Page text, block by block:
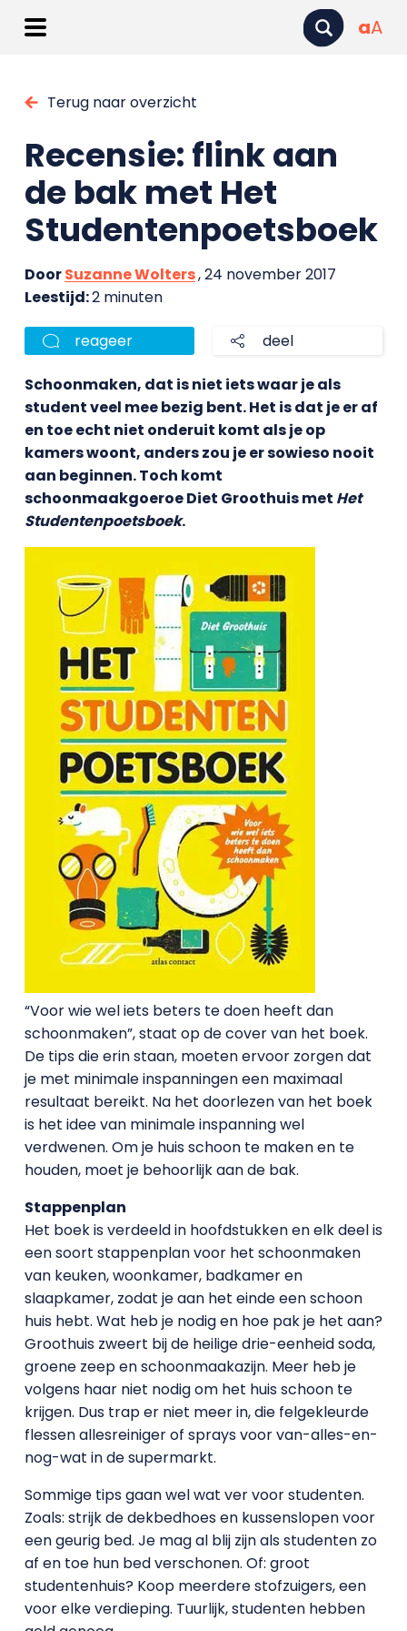
aA
Terug naar overzicht
Recensie: flink aan
de bak met Het
Studentenpoetsboek
DoorSuzanne Wolters, 24 november 2017
Leestijd:2 minuten
reageer deel
Schoonmaken, dat is niet iets waar je als
student veel mee bezig bent. Het is dat je er af
en toe echt niet onderuit komt als je op
kamers woont, anders zou je er sowieso nooit
aan beginnen. Toch komt
schoonmaakgoeroe Diet Groothuis met Het
Studentenpoetsboek.
“Voor wie wel iets beters te doen heeft dan
schoonmaken”, staat op de cover van het boek.
De tips die erin staan, moeten ervoor zorgen dat
je met minimale inspanningen een maximaal
resultaat bereikt. Na het doorlezen van het boek
is het idee van minimale inspanning wel
verdwenen. Om je huis schoon te maken en te
houden, moet je behoorlijk aan de bak.
Stappenplan
Het boek is verdeeld in hoofdstukken en elk deel is
een soort stappenplan voor het schoonmaken
van keuken, woonkamer, badkamer en
slaapkamer, zodat je aan het einde een schoon
huis hebt. Wat heb je nodig en hoe pak je het aan?
Groothuis zweert bij de heilige drie-eenheid soda,
groene zeep en schoonmaakazijn. Meer heb je
volgens haar niet nodig om het huis schoon te
krijgen. Dus trap er niet meer in, die felgekleurde
flessen allesreiniger of sprays voor van-alles-en-
nog-wat in de supermarkt.
Sommige tips gaan wel wat ver voor studenten.
Zoals: strijk de dekbedhoes en kussenslopen voor
een geurig bed. Je mag al blij zijn als studenten zo
af en toe hun bed verschonen. Of: groot
studentenhuis? Koop meerdere stofzuigers, een
voor elke verdieping. Tuurlijk, studenten hebben